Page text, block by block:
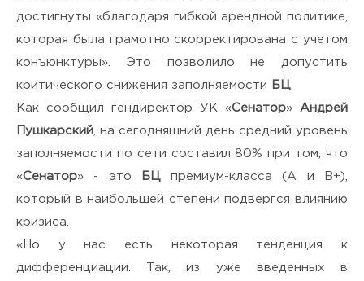
достигнуты «благодаря гибкой арендной политике,
которая была грамотно скорректирована с учетом
конъюнктуры». Это позволило не допустить
критического снижения заполняемости БЦ
Как сообщил гендиректор УК «Сенатор» Андрей
Пушкарский , на сегодняшний день средний уровень
заполняемости по сети составил 80% при том, что
«Сенатор» - это БЦпремиум-класса (А и В+),
который в наибольшей степени подвергся влиянию
кризиса.
«Но у нас есть некоторая тенденция к
дифференциации. Так, из уже введенных в